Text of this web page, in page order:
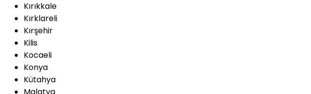
Kırıkkale
Kırklareli
Kırşehir
Kilis
Kocaeli
Konya
Kütahya